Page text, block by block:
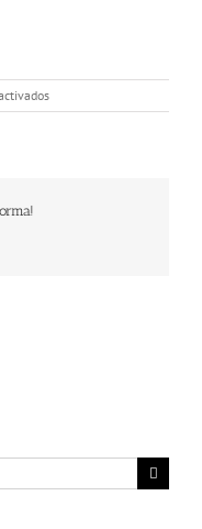
en
20240530_1112572